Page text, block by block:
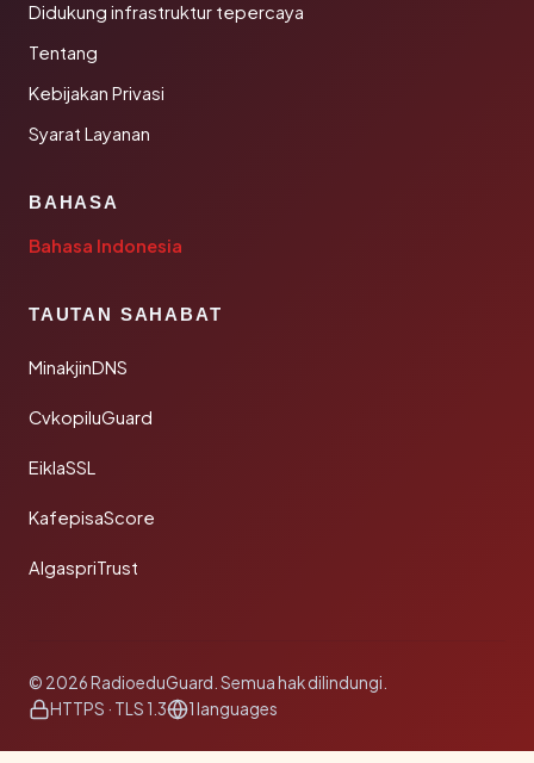
Didukung infrastruktur tepercaya
Tentang
Kebijakan Privasi
Syarat Layanan
BAHASA
Bahasa Indonesia
TAUTAN SAHABAT
MinakjinDNS
CvkopiluGuard
EiklaSSL
KafepisaScore
AlgaspriTrust
© 2026 RadioeduGuard. Semua hak dilindungi.
HTTPS · TLS 1.3
1 languages